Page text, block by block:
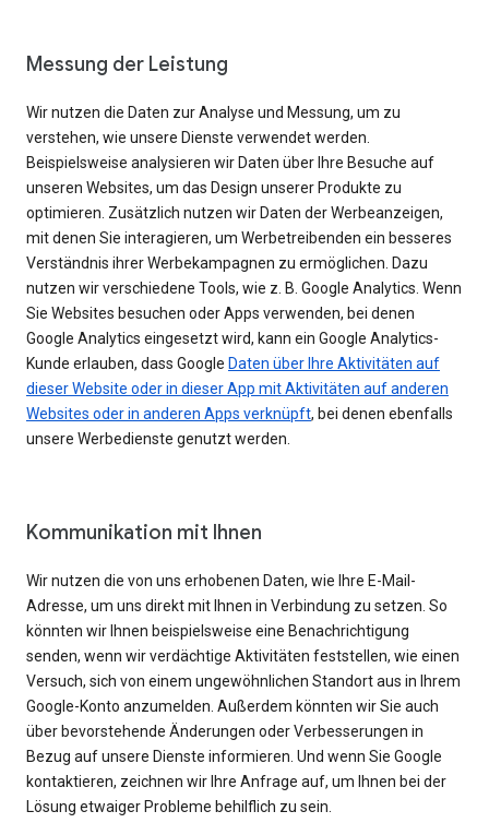
Messung der Leistung
Wir nutzen die Daten zur Analyse und Messung, um zu
verstehen, wie unsere Dienste verwendet werden.
Beispielsweise analysieren wir Daten über Ihre Besuche auf
unseren Websites, um das Design unserer Produkte zu
optimieren. Zusätzlich nutzen wir Daten der Werbeanzeigen,
mit denen Sie interagieren, um Werbetreibenden ein besseres
Verständnis ihrer Werbekampagnen zu ermöglichen. Dazu
nutzen wir verschiedene Tools, wie z. B. Google Analytics. Wenn
Sie Websites besuchen oder Apps verwenden, bei denen
Google Analytics eingesetzt wird, kann ein Google Analytics-
Kunde erlauben, dass Google Daten über Ihre Aktivitäten auf
dieser Website oder in dieser App mit Aktivitäten auf anderen
Websites oder in anderen Apps verknüpft, bei denen ebenfalls
unsere Werbedienste genutzt werden.
Kommunikation mit Ihnen
Wir nutzen die von uns erhobenen Daten, wie Ihre E-Mail-
Adresse, um uns direkt mit Ihnen in Verbindung zu setzen. So
könnten wir Ihnen beispielsweise eine Benachrichtigung
senden, wenn wir verdächtige Aktivitäten feststellen, wie einen
Versuch, sich von einem ungewöhnlichen Standort aus in Ihrem
Google-Konto anzumelden. Außerdem könnten wir Sie auch
über bevorstehende Änderungen oder Verbesserungen in
Bezug auf unsere Dienste informieren. Und wenn Sie Google
kontaktieren, zeichnen wir Ihre Anfrage auf, um Ihnen bei der
Lösung etwaiger Probleme behilflich zu sein.